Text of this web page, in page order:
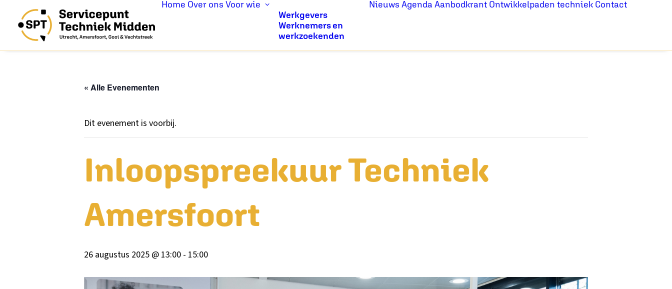
Home Over ons Voor wie
Werkgevers
Werknemers en
werkzoekenden
Nieuws Agenda Aanbodkrant Ontwikkelpaden techniek Contact
« Alle Evenementen
Dit evenement is voorbij.
Inloopspreekuur Techniek
Amersfoort
26 augustus 2025 @ 13:00 - 15:00